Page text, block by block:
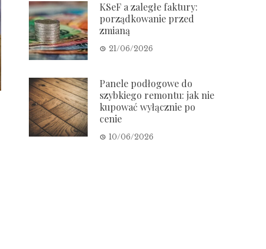
KSeF a zaległe faktury:
porządkowanie przed
zmianą
21/06/2026
Panele podłogowe do
szybkiego remontu: jak nie
kupować wyłącznie po
cenie
10/06/2026